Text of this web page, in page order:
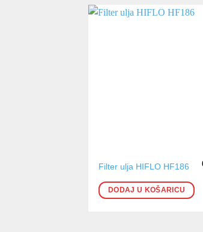
Filter ulja HIFLO HF186
DODAJ U KOŠARICU